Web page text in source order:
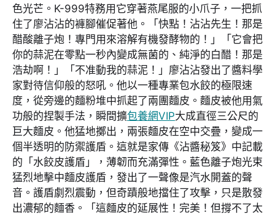
色光芒。K-999特務用它穿著燕尾服的小爪子，一把抓
住了廖沾沾的褲腳催促著他。「快點！沾沾先生！那是
醋酸離子炮！專門用來溶解有機發酵物的！」「它會把
你的蒜泥在零點一秒內變成無菌的、純淨的白醋！那是
浩劫啊！」「不准動我的蒜泥！」廖沾沾發出了醬料學
家對待信仰般的怒吼。他以一種專業包水餃的極限速
度，從旁邊的麵粉堆中抓起了兩團麵皮。麵皮被他用氣
功般的捏製手法，瞬間擴包養網VIP大成直徑三公尺的
巨大麵皮。他猛地擲出，兩張麵皮在空中交疊，變成一
個半透明的防禦護盾。這就是家傳《沾醬秘笈》中記載
的「水餃皮護盾」，薄韌而充滿彈性。藍色離子炮光束
猛烈地擊中麵皮護盾，發出了一聲像是汽水開蓋的聲
音。護盾劇烈震動，但奇蹟般地擋住了攻擊，只是散發
出濃郁的麵香。「這麵皮的延展性！完美！但撐不了太